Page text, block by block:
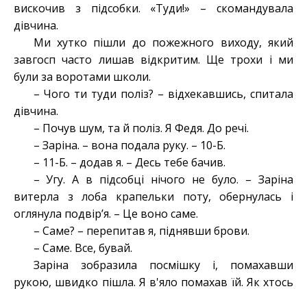
вискочив з підсобки. «Туди!» – скомандувала
дівчина.
Ми хутко пішли до пожежного виходу, який
завгосп часто лишав відкритим. Ще трохи і ми
були за воротами школи.
– Чого ти туди поліз? – відхекавшись, спитала
дівчина.
– Почув шум, та й поліз. Я Федя. До речі.
– Заріна. – вона подала руку. – 10-Б.
– 11-Б. – додав я. – Десь тебе бачив.
– Угу. А в підсобці нічого не було. – Заріна
витерла з лоба крапельки поту, обернулась і
оглянула подвір’я. – Це воно саме.
– Саме? – перепитав я, піднявши брови.
– Саме. Все, бувай.
Заріна зобразила посмішку і, помахавши
рукою, швидко пішла. Я в'яло помахав їй. Як хтось